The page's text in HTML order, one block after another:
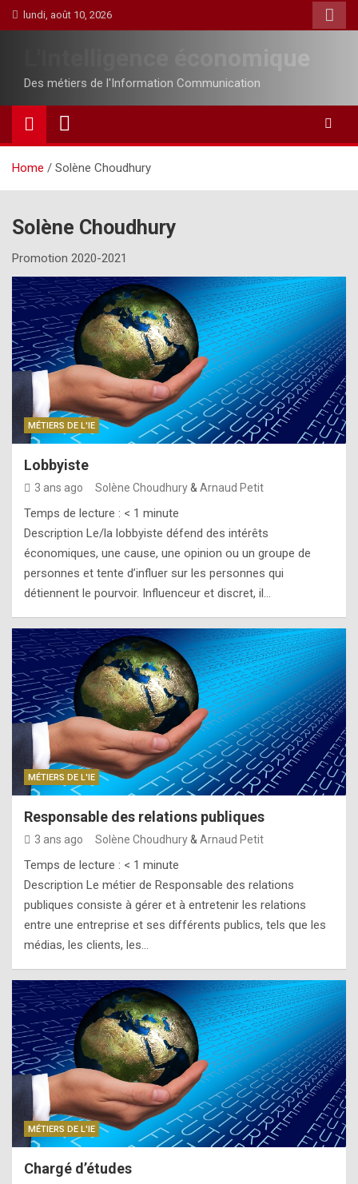
Skip
to
lundi, août 10, 2026
Des métiers de l'Information Communication
Home Solène Choudhury
Solène Choudhury
Promotion 2020-2021
MÉTIERS DE L'IE
Lobbyiste
3 ans ago Solène Choudhury& Arnaud Petit
Temps de lecture : < 1 minute
Description Le/la lobbyiste défend des intérêts
économiques, une cause, une opinion ou un groupe de
personnes et tente d’influer sur les personnes qui
détiennent le pourvoir. Influenceur et discret, il…
MÉTIERS DE L'IE
Responsable des relations publiques
3 ans ago Solène Choudhury& Arnaud Petit
Temps de lecture : < 1 minute
Description Le métier de Responsable des relations
publiques consiste à gérer et à entretenir les relations
entre une entreprise et ses différents publics, tels que les
médias, les clients, les…
MÉTIERS DE L'IE
Chargé d’études